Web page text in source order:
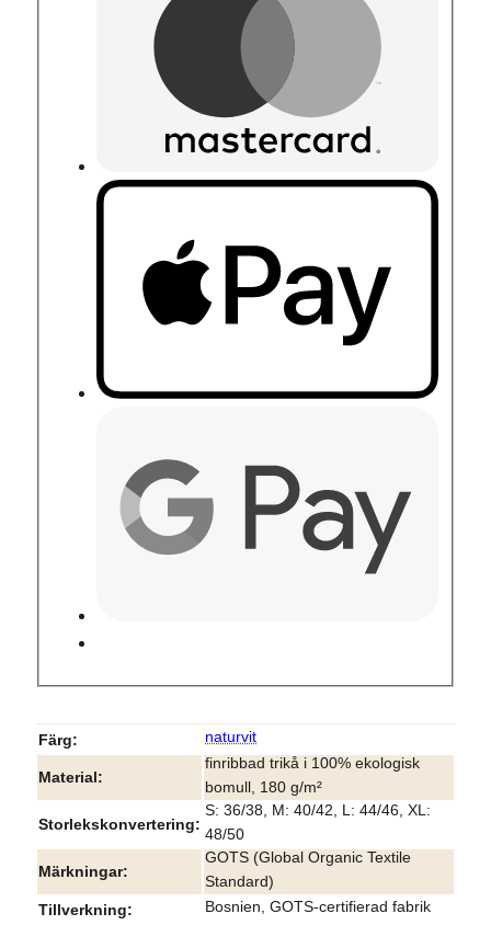
Färg naturvit
Material
finribbad trikå i 100% ekologisk
bomull, 180 g/m²
Storlekskonvertering
S: 36/38, M: 40/42, L: 44/46, XL:
48/50
Märkningar
GOTS (Global Organic Textile
Standard)
Tillverkning
Bosnien, GOTS-certifierad fabrik